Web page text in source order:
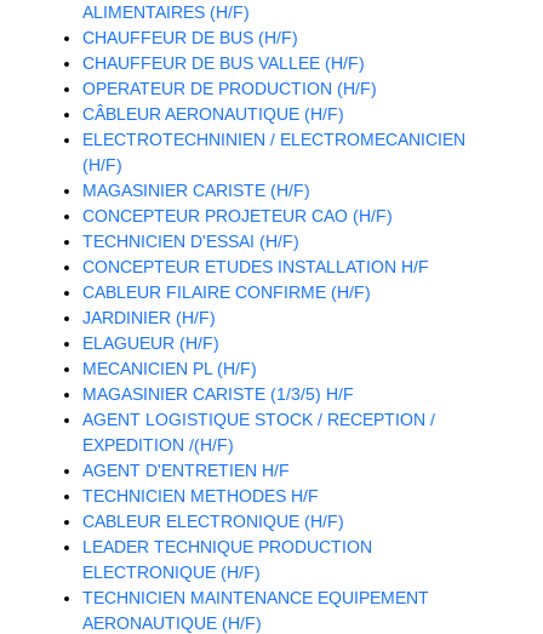
ALIMENTAIRES (H/F)
CHAUFFEUR DE BUS (H/F)
CHAUFFEUR DE BUS VALLEE (H/F)
OPERATEUR DE PRODUCTION (H/F)
CÂBLEUR AERONAUTIQUE (H/F)
ELECTROTECHNINIEN / ELECTROMECANICIEN
(H/F)
MAGASINIER CARISTE (H/F)
CONCEPTEUR PROJETEUR CAO (H/F)
TECHNICIEN D'ESSAI (H/F)
CONCEPTEUR ETUDES INSTALLATION H/F
CABLEUR FILAIRE CONFIRME (H/F)
JARDINIER (H/F)
ELAGUEUR (H/F)
MECANICIEN PL (H/F)
MAGASINIER CARISTE (1/3/5) H/F
AGENT LOGISTIQUE STOCK / RECEPTION /
EXPEDITION /(H/F)
AGENT D'ENTRETIEN H/F
TECHNICIEN METHODES H/F
CABLEUR ELECTRONIQUE (H/F)
LEADER TECHNIQUE PRODUCTION
ELECTRONIQUE (H/F)
TECHNICIEN MAINTENANCE EQUIPEMENT
AERONAUTIQUE (H/F)